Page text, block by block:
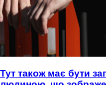
Тут також має бути